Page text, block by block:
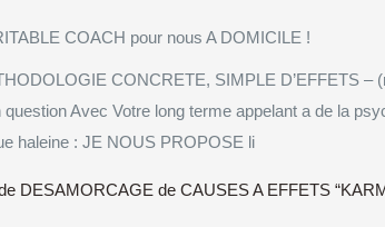
COACH pour nous A DOMICILE !
CONCRETE, SIMPLE D’EFFETS
question Avec Votre long terme appelant a de la
haleine : JE NOUS PROPOSE li
DESAMORCAGE de CAUSES A EFFETS